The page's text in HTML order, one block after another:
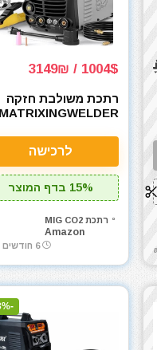
1004$ / 3149₪
רתכת משולבת חזקה
MATRIXINGWELDER
TIG Welder 200Amp
with Pulse, with LED
Aluminum TIG
Welding Machine
220V with HF/Lift
לרכישה
15% בדף המוצר
רתכת MIG CO2
Amazon
6 חודשים ago
-23%